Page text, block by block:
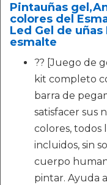
Pintauñas
colores del
Led Gel de
esmalte
?? [Juego de
kit completo
barra de
satisfacer sus
colores, todos
incluidos, sin
cuerpo
pintar. Ayuda